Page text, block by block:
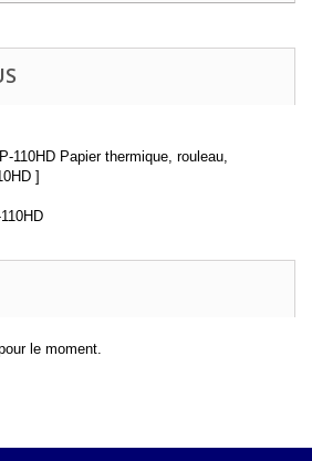
110HD Papier thermique, rouleau,
]
le moment.